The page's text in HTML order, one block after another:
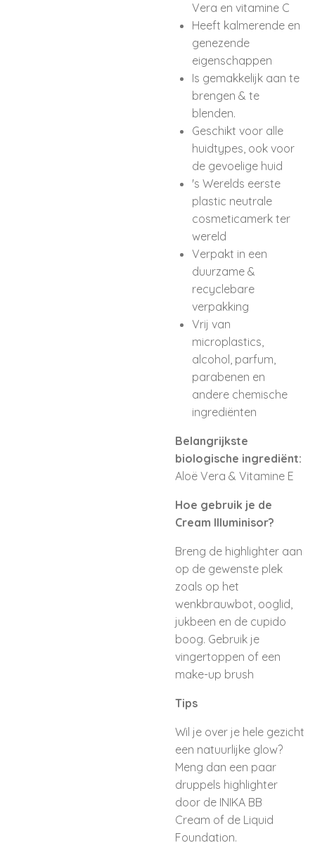
Vera en vitamine C
Heeft kalmerende en
genezende
eigenschappen
Is gemakkelijk aan te
brengen & te
blenden.
Geschikt voor alle
huidtypes, ook voor
de gevoelige huid
's Werelds eerste
plastic neutrale
cosmeticamerk ter
wereld
Verpakt in een
duurzame &
recyclebare
verpakking
Vrij van
microplastics,
alcohol, parfum,
parabenen en
andere chemische
ingrediënten
Belangrijkste
biologische ingrediënt:
Aloë Vera & Vitamine E
Hoe gebruik je de
Cream Illuminisor?
Breng de highlighter aan
op de gewenste plek
zoals op het
wenkbrauwbot, ooglid,
jukbeen en de cupido
boog. Gebruik je
vingertoppen of een
make-up brush
Tips
Wil je over je hele gezicht
een natuurlijke glow?
Meng dan een paar
druppels highlighter
door de INIKA BB
Cream of de Liquid
Foundation.